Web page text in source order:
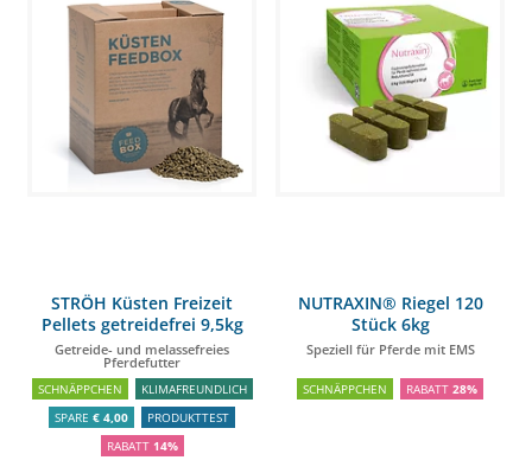
STRÖH Küsten Freizeit
Pellets getreidefrei 9,5kg
Feedbox
Getreide- und melassefreies
Pferdefutter
SCHNÄPPCHEN
KLIMAFREUNDLICH
SPARE € 4,00
PRODUKTTEST
RABATT 14%
NUTRAXIN® Riegel 120
Stück 6kg
Speziell für Pferde mit EMS
SCHNÄPPCHEN RABATT 28%